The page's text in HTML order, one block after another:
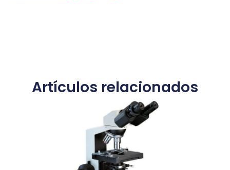
Artículos relacionados